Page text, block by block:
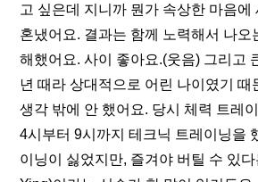
고 싶은데 지니까 뭔가 속상한 마음
혼냈어요. 결과는 함께 노력해서 나
해했어요. 사이 좋아요.(웃음) 그리고
년 때라 상대적으로 어린 나이였기
생각 밖에 안 했어요. 당시 체력 트레
4시부터 9시까지 테크닉 트레이닝을
이닝이 싫었지만, 즐겨야 버틸 수 있